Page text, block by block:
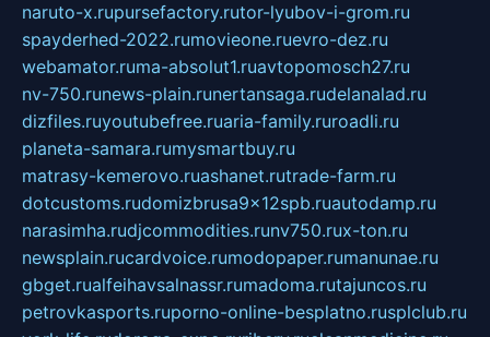
naruto-x.rupursefactory.rutor-lyubov-i-grom.ru
spayderhed-2022.rumovieone.ruevro-dez.ru
webamator.ruma-absolut1.ruavtopomosch27.ru
nv-750.runews-plain.runertansaga.rudelanalad.ru
dizfiles.ruyoutubefree.ruaria-family.ruroadli.ru
planeta-samara.rumysmartbuy.ru
matrasy-kemerovo.ruashanet.rutrade-farm.ru
dotcustoms.rudomizbrusa9x12spb.ruautodamp.ru
narasimha.rudjcommodities.runv750.rux-ton.ru
newsplain.rucardvoice.rumodopaper.rumanunae.ru
gbget.rualfeihavsalnassr.rumadoma.rutajuncos.ru
petrovkasports.ruporno-online-besplatno.rusplclub.ru